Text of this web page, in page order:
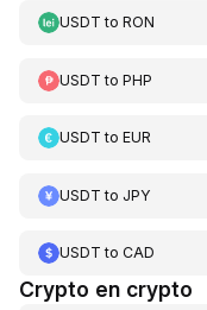
USDT to RON
USDT to PHP
USDT to EUR
USDT to JPY
USDT to CAD
Crypto en crypto